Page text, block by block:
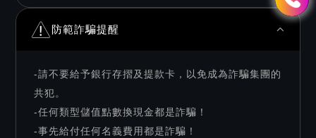
防範詐騙提醒
-請不要給予銀行存摺及提款卡，以免成為詐騙集團的
共犯。
-任何類型儲值點數換現金都是詐騙！
-事先給付任何名義費用都是詐騙！